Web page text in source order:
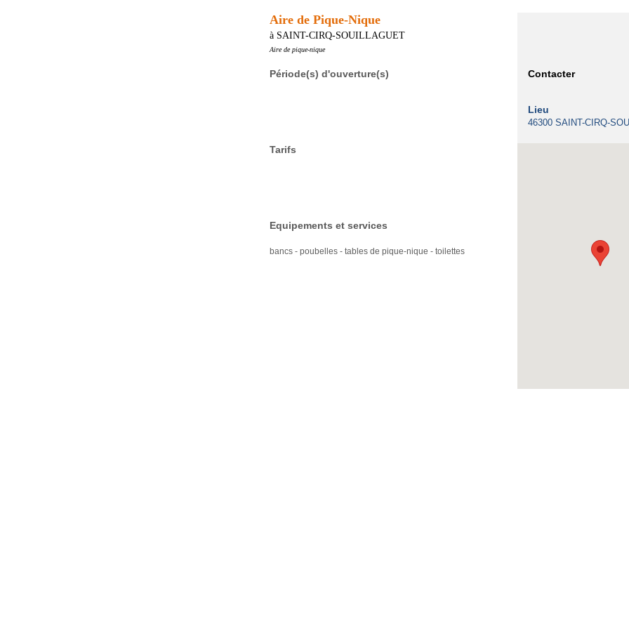
Aire de Pique-Nique
à SAINT-CIRQ-SOUILLAGUET
Aire de pique-nique
Période(s) d'ouverture(s) Contacter
Lieu
46300 SAINT-CIRQ-
Tarifs
Equipements et services
bancs - poubelles - tables de pique-nique - toilettes